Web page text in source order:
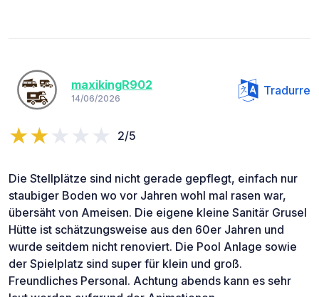
maxikingR902
14/06/2026
Tradurre
2/5
Die Stellplätze sind nicht gerade gepflegt, einfach nur
staubiger Boden wo vor Jahren wohl mal rasen war,
übersäht von Ameisen. Die eigene kleine Sanitär Grusel
Hütte ist schätzungsweise aus den 60er Jahren und
wurde seitdem nicht renoviert. Die Pool Anlage sowie
der Spielplatz sind super für klein und groß.
Freundliches Personal. Achtung abends kann es sehr